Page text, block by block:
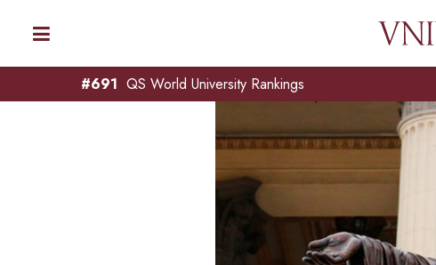
QS World University Rankings
#691